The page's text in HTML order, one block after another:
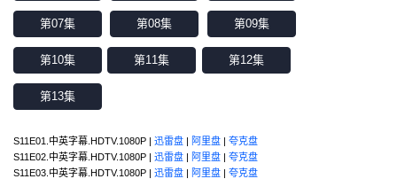
第07集 第08集 第09集
第10集 第11集 第12集
第13集
S11E01.中英字幕.HDTV.1080P | 迅雷盘 | 阿里盘 | 夸克盘
S11E02.中英字幕.HDTV.1080P | 迅雷盘 | 阿里盘 | 夸克盘
S11E03.中英字幕.HDTV.1080P | 迅雷盘 | 阿里盘 | 夸克盘